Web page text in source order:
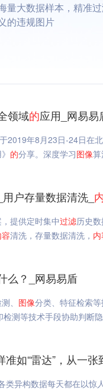
量大数据样本，精准
的违规图片
领域的应用_网易易
2019年8月23日-24日在
的分享。深度学习图像
户存量数据清洗_
提供定时集中过滤历史
清洗，存量数据清洗，
么？_网易易盾
、 图像分类、特征检索
测等技术手段协助判断
准如“雷达”，从一
类异构数据每天都在以惊